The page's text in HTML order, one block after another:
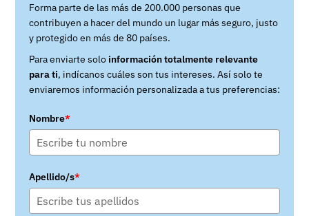
Forma parte de las más de 200.000 personas que
contribuyen a hacer del mundo un lugar más seguro, justo
y protegido en más de 80 países.
Para enviarte solo información totalmente relevante
para ti, indícanos cuáles son tus intereses. Así solo te
enviaremos información personalizada a tus preferencias:
Nombre*
Apellido/s*